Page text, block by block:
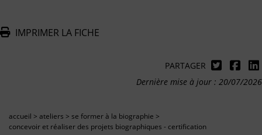
IMPRIMER LA FICHE
PARTAGER
Dernière mise à jour : 20/07/2026
accueil > ateliers > se former à la biographie >
concevoir et réaliser des projets biographiques - certification